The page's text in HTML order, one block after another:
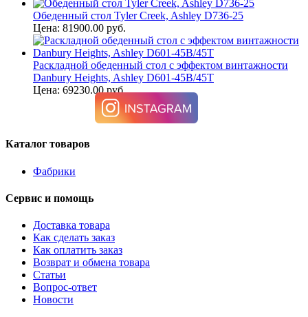
Обеденный стол Tyler Creek, Ashley D736-25
Цена: 81900.00 руб.
Раскладной обеденный стол с эффектом винтажности
Danbury Heights, Ashley D601-45B/45T
Цена: 69230.00 руб.
Каталог товаров
Фабрики
Сервис и помощь
Доставка товара
Как сделать заказ
Как оплатить заказ
Возврат и обмена товара
Статьи
Вопрос-ответ
Новости